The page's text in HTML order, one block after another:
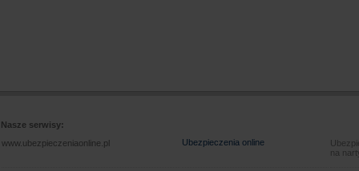
Nasze serwisy:
www.ubezpieczeniaonline.pl
Ubezpieczenia online
na